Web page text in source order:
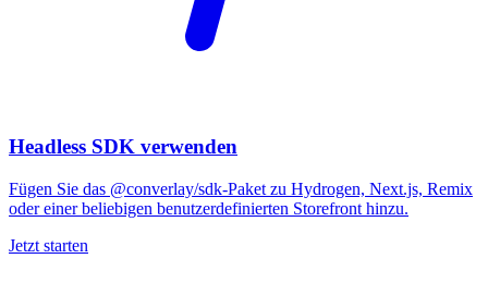
Headless SDK verwenden
Fügen Sie das @converlay/sdk-Paket zu Hydrogen, Next.js, Remix
oder einer beliebigen benutzerdefinierten Storefront hinzu.
Jetzt starten